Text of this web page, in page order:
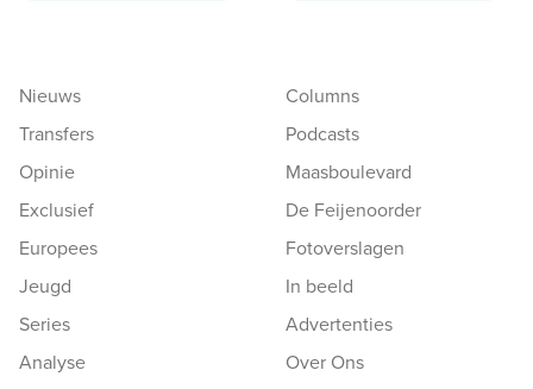
Nieuws
Transfers
Opinie
Exclusief
Europees
Jeugd
Series
Analyse
Columns
Podcasts
Maasboulevard
De Feijenoorder
Fotoverslagen
In beeld
Advertenties
Over Ons